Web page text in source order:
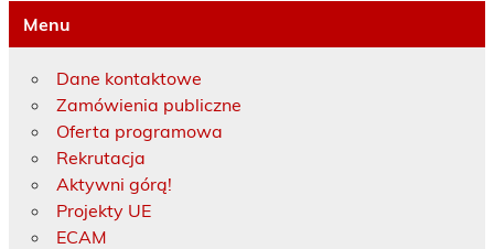
Menu
Dane kontaktowe
Zamówienia publiczne
Oferta programowa
Rekrutacja
Aktywni górą!
Projekty UE
ECAM